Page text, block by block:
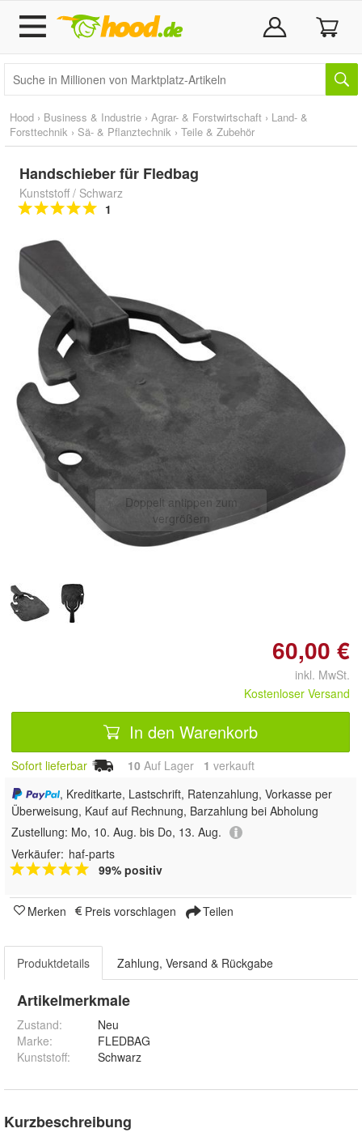
Hood › Business & Industrie › Agrar- & Forstwirtschaft › Land- &
Forsttechnik › Sä- & Pflanztechnik › Teile & Zubehör
Handschieber für Fledbag
Kunststoff / Schwarz
1
Doppelt antippen zum
vergrößern
60,00 €
inkl. MwSt.
Kostenloser Versand
In den Warenkorb
Sofort lieferbar 10 Auf Lager 1 verkauft
, Kreditkarte, Lastschrift, Ratenzahlung, Vorkasse per
Überweisung, Kauf auf Rechnung, Barzahlung bei Abholung
Zustellung: Mo, 10. Aug. bis Do, 13. Aug.
Verkäufer: haf-parts
99% positiv
Merken Preis vorschlagen Teilen
Produktdetails Zahlung, Versand & Rückgabe
Artikelmerkmale
Zustand:
Neu
Marke:
FLEDBAG
Kunststoff: Schwarz
Kurzbeschreibung